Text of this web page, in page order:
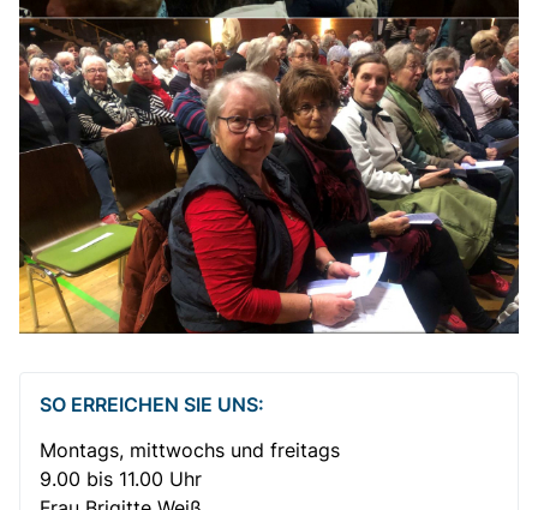
SO ERREICHEN SIE UNS:
Montags, mittwochs und freitags
9.00 bis 11.00 Uhr